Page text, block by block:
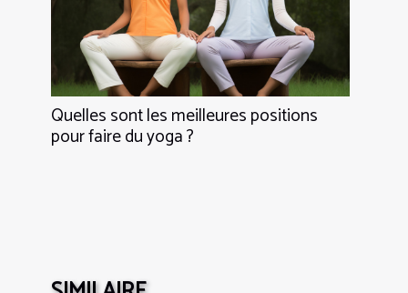
Quelles sont les meilleures positions
pour faire du yoga ?